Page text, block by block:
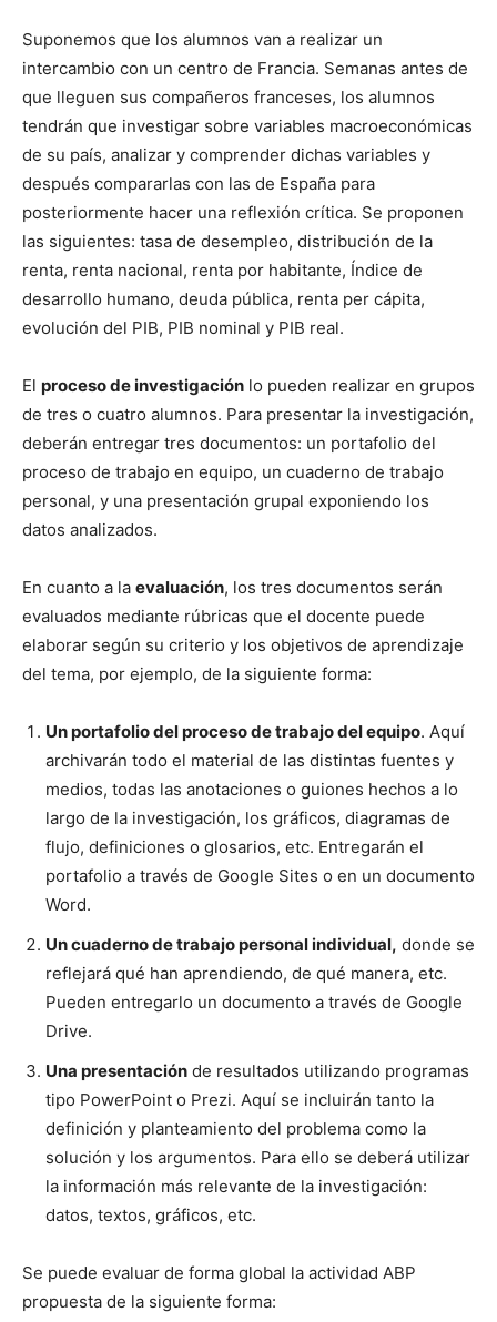
Suponemos que los alumnos van a realizar un
intercambio con un centro de Francia. Semanas antes de
que lleguen sus compañeros franceses, los alumnos
tendrán que investigar sobre variables macroeconómicas
de su país, analizar y comprender dichas variables y
después compararlas con las de España para
posteriormente hacer una reflexión crítica. Se proponen
las siguientes: tasa de desempleo, distribución de la
renta, renta nacional, renta por habitante, Índice de
desarrollo humano, deuda pública, renta per cápita,
evolución del PIB, PIB nominal y PIB real.
El proceso de investigación lo pueden realizar en grupos
de tres o cuatro alumnos. Para presentar la investigación,
deberán entregar tres documentos: un portafolio del
proceso de trabajo en equipo, un cuaderno de trabajo
personal, y una presentación grupal exponiendo los
datos analizados.
En cuanto a la evaluación, los tres documentos serán
evaluados mediante rúbricas que el docente puede
elaborar según su criterio y los objetivos de aprendizaje
del tema, por ejemplo, de la siguiente forma:
Un portafolio del proceso de trabajo del equipo. Aquí
archivarán todo el material de las distintas fuentes y
medios, todas las anotaciones o guiones hechos a lo
largo de la investigación, los gráficos, diagramas de
flujo, definiciones o glosarios, etc. Entregarán el
portafolio a través de Google Sites o en un documento
Word.
Un cuaderno de trabajo personal individual, donde se
reflejará qué han aprendiendo, de qué manera, etc.
Pueden entregarlo un documento a través de Google
Drive.
Una presentación de resultados utilizando programas
tipo PowerPoint o Prezi. Aquí se incluirán tanto la
definición y planteamiento del problema como la
solución y los argumentos. Para ello se deberá utilizar
la información más relevante de la investigación:
datos, textos, gráficos, etc.
Se puede evaluar de forma global la actividad ABP
propuesta de la siguiente forma: